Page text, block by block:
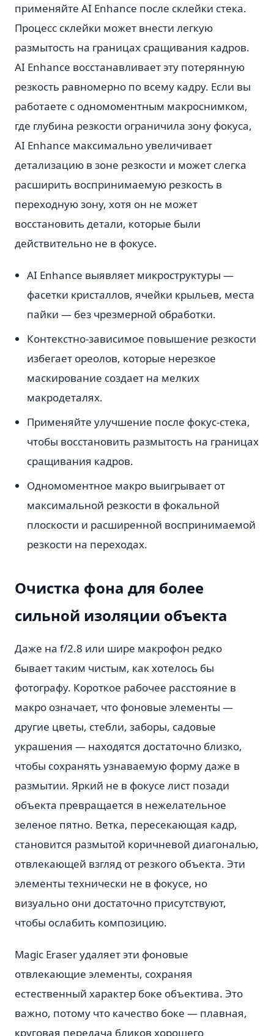
применяйте AI Enhance после склейки стека.
Процесс склейки может внести легкую
размытость на границах сращивания кадров.
AI Enhance восстанавливает эту потерянную
резкость равномерно по всему кадру. Если вы
работаете с одномоментным макроснимком,
где глубина резкости ограничила зону фокуса,
AI Enhance максимально увеличивает
детализацию в зоне резкости и может слегка
расширить воспринимаемую резкость в
переходную зону, хотя он не может
восстановить детали, которые были
действительно не в фокусе.
AI Enhance выявляет микроструктуры —
фасетки кристаллов, ячейки крыльев, места
пайки — без чрезмерной обработки.
Контекстно-зависимое повышение резкости
избегает ореолов, которые нерезкое
маскирование создает на мелких
макродеталях.
Применяйте улучшение после фокус-стека,
чтобы восстановить размытость на границах
сращивания кадров.
Одномоментное макро выигрывает от
максимальной резкости в фокальной
плоскости и расширенной воспринимаемой
резкости на переходах.
Очистка фона для более
сильной изоляции объекта
Даже на f/2.8 или шире макрофон редко
бывает таким чистым, как хотелось бы
фотографу. Короткое рабочее расстояние в
макро означает, что фоновые элементы —
другие цветы, стебли, заборы, садовые
украшения — находятся достаточно близко,
чтобы сохранять узнаваемую форму даже в
размытии. Яркий не в фокусе лист позади
объекта превращается в нежелательное
зеленое пятно. Ветка, пересекающая кадр,
становится размытой коричневой диагональю,
отвлекающей взгляд от резкого объекта. Эти
элементы технически не в фокусе, но
визуально они достаточно присутствуют,
чтобы ослабить композицию.
Magic Eraser удаляет эти фоновые
отвлекающие элементы, сохраняя
естественный характер боке объектива. Это
важно, потому что качество боке — плавная,
круговая передача бликов хорошего